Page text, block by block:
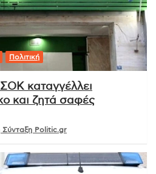
Πολιτική
καταγγέλλει
και ζητά σαφές
Σύνταξη Politic.gr